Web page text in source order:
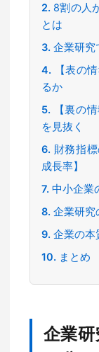
8割の人
とは
企業研究
【表の
るか
【裏の
を見抜く
財務指
成長率】
中小企業
企業研究
企業の本
まとめ
企業